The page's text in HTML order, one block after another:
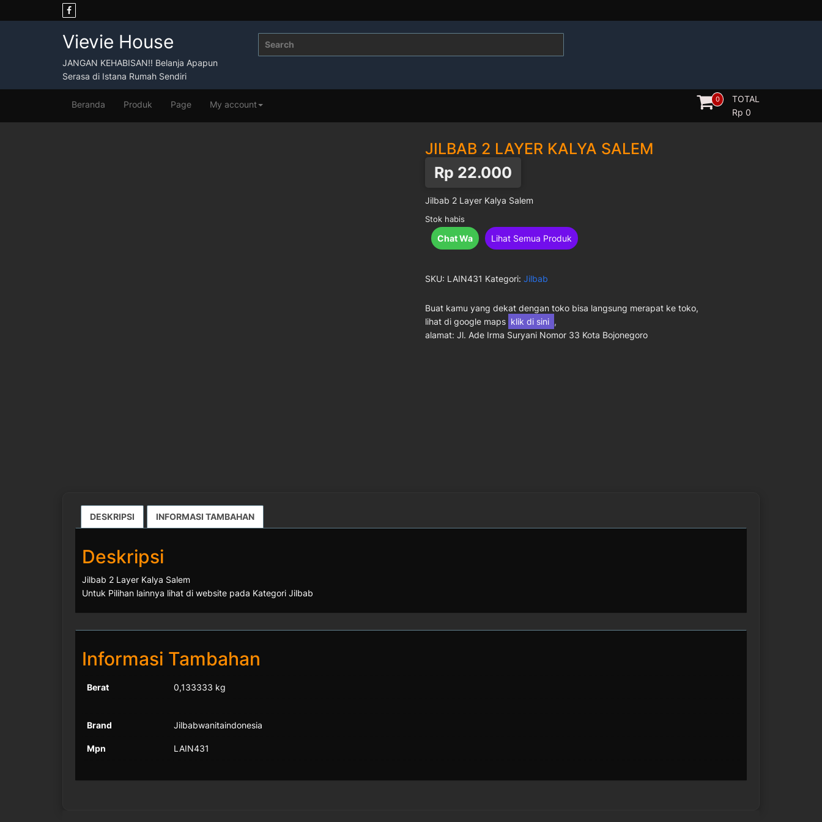
to
Vievie House
JANGAN KEHABISAN!! Belanja Apapun
Serasa di Istana Rumah Sendiri
0
TOTAL
Rp 0
Beranda Produk Page My account
JILBAB 2 LAYER KALYA SALEM
Rp 22.000
Jilbab 2 Layer Kalya Salem
Stok habis
Chat Wa Lihat Semua Produk
SKU: LAIN431 Kategori: Jilbab
Buat kamu yang dekat dengan toko bisa langsung merapat ke toko,
lihat di google maps klik di sini ,
alamat: Jl. Ade Irma Suryani Nomor 33 Kota Bojonegoro
DESKRIPSI INFORMASI TAMBAHAN
Deskripsi
Jilbab 2 Layer Kalya Salem
Untuk Pilihan lainnya lihat di website pada Kategori Jilbab
Informasi Tambahan
Berat 0,133333 kg
Brand Jilbabwanitaindonesia
Mpn LAIN431